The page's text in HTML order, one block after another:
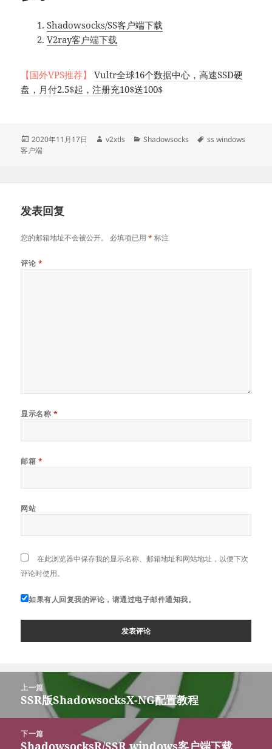
Shadowsocks/SS客户端下载
V2ray客户端下载
【国外VPS推荐】
Vultr全球16个数据中心，高速SSD硬
盘，月付2.5$起，注册充10$送100$
发
布
2020年11月17日
作
v2xtls
分
Shadowsocks
标
ss windows
客户端
发表回复
您的邮箱地址不会被公开。 必填项已用* 标注
评论 *
显示名称 *
邮箱 *
网站
在此浏览器中保存我的显示名称、邮箱地址和网站地址，以便下次
评论时使用。
如果有人回复我的评论，请通过电子邮件通知我。
上一篇
上
文
章：
SSR版ShadowsocksX-NG配置教程
下一篇
下
ShadowsocksR/SSR windows客户端下载